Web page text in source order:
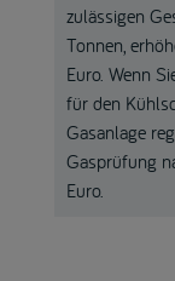
zulässigen
Tonnen,
Euro. Wenn
für den
Gasanlage
Gasprüfung
Euro.